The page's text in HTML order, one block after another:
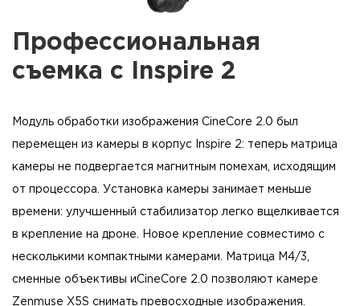
Профессиональная
съемка с Inspire 2
Модуль обработки изображения CineCore 2.0 был
перемещен из камеры в корпус Inspire 2: теперь матрица
камеры не подвергается магнитным помехам, исходящим
от процессора. Установка камеры занимает меньше
времени: улучшенный стабилизатор легко вщелкивается
в крепление на дроне. Новое крепление совместимо с
несколькими компактными камерами. Матрица M4/3,
сменные объективы иCineCore 2.0 позволяют камере
Zenmuse X5S снимать превосходные изображения.